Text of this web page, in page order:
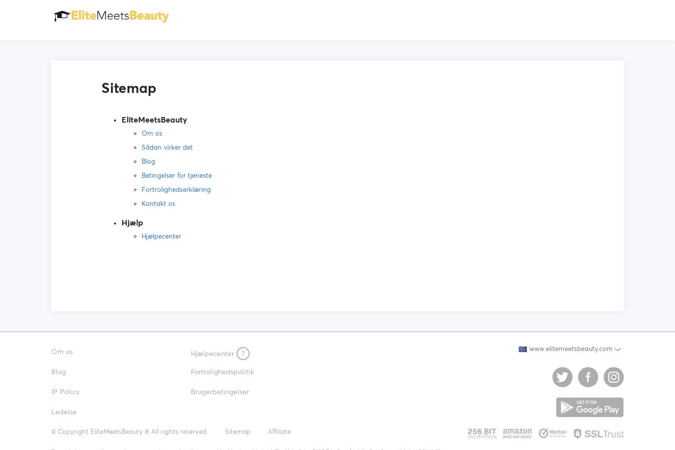
Sitemap
EliteMeetsBeauty
Om os
Sådan virker det
Blog
Betingelser for tjeneste
Fortrolighedserklæring
Kontakt os
Hjælp
Hjælpecenter
Om os Hjælpecenter
?
Blog
Fortrolighedspolitik
IP Policy Brugerbetingelser
Ledelse
www.elitemeetsbeauty.com
© Copyright EliteMeetsBeauty ® All rights reserved. Sitemap Affiliate